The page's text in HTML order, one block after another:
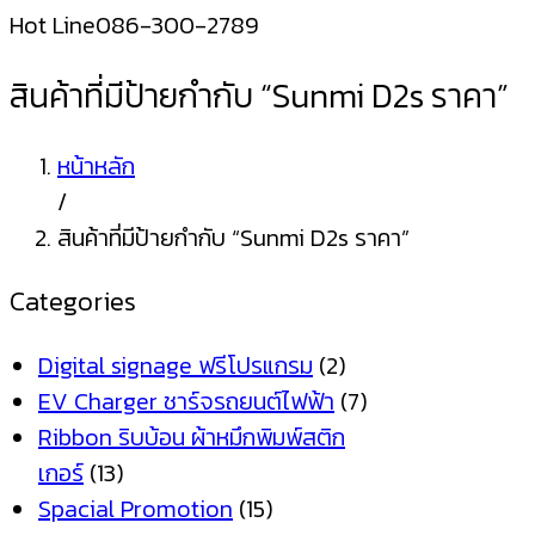
Hot Line086-300-2789
สินค้าที่มีป้ายกำกับ “Sunmi D2s ราคา”
หน้าหลัก
/
สินค้าที่มีป้ายกำกับ “Sunmi D2s ราคา”
Categories
Digital signage ฟรีโปรแกรม (2)
EV Charger ชาร์จรถยนต์ไฟฟ้า (7)
Ribbon ริบบ้อน ผ้าหมึกพิมพ์สติก
เกอร์ (13)
Spacial Promotion (15)